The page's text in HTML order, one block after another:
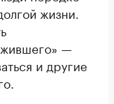
жизни.
—
и другие